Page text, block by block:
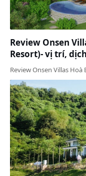
Review Onsen
Resort)- vị trí,
Review Onsen Villas